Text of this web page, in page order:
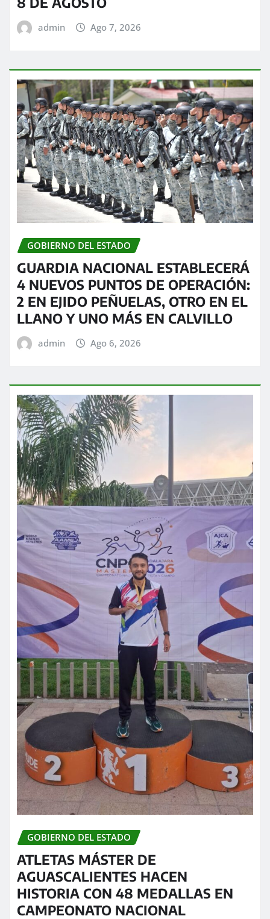
admin Ago 7, 2026
GOBIERNO DEL ESTADO
GUARDIA NACIONAL ESTABLECERÁ
4 NUEVOS PUNTOS DE OPERACIÓN:
2 EN EJIDO PEÑUELAS, OTRO EN EL
LLANO Y UNO MÁS EN CALVILLO
admin Ago 6, 2026
GOBIERNO DEL ESTADO
ATLETAS MÁSTER DE
AGUASCALIENTES HACEN
HISTORIA CON 48 MEDALLAS EN
CAMPEONATO NACIONAL